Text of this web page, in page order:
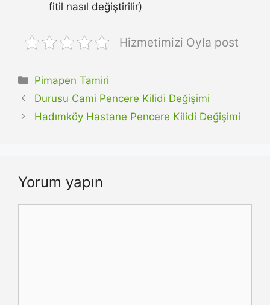
fitil nasıl değiştirilir)
Hizmetimizi Oyla post
Kategoriler
Pimapen Tamiri
Durusu Cami Pencere Kilidi Değişimi
Hadımköy Hastane Pencere Kilidi Değişimi
Yorum yapın